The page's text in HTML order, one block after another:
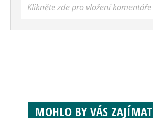
Klikněte zde pro vložení komentáře
MOHLO BY VÁS ZAJÍMAT